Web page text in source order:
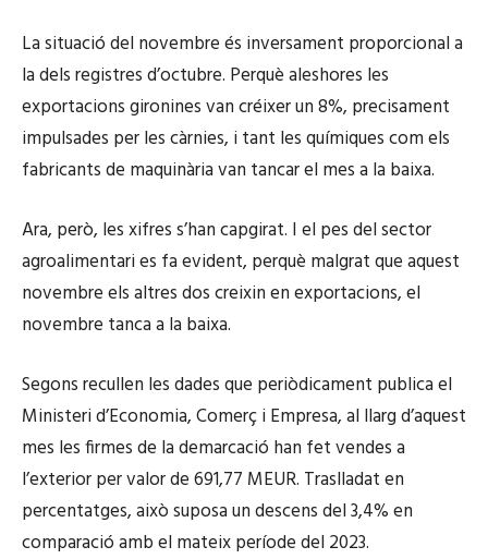
La situació del novembre és inversament proporcional a
la dels registres d’octubre. Perquè aleshores les
exportacions gironines van créixer un 8%, precisament
impulsades per les càrnies, i tant les químiques com els
fabricants de maquinària van tancar el mes a la baixa.
Ara, però, les xifres s’han capgirat. I el pes del sector
agroalimentari es fa evident, perquè malgrat que aquest
novembre els altres dos creixin en exportacions, el
novembre tanca a la baixa.
Segons recullen les dades que periòdicament publica el
Ministeri d’Economia, Comerç i Empresa, al llarg d’aquest
mes les firmes de la demarcació han fet vendes a
l’exterior per valor de 691,77 MEUR. Traslladat en
percentatges, això suposa un descens del 3,4% en
comparació amb el mateix període del 2023.